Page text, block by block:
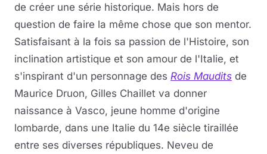
de créer une série historique. Mais hors de
question de faire la même chose que son mentor.
Satisfaisant à la fois sa passion de l'Histoire, son
inclination artistique et son amour de l'Italie, et
s'inspirant d'un personnage des Rois Maudits de
Maurice Druon, Gilles Chaillet va donner
naissance à Vasco, jeune homme d'origine
lombarde, dans une Italie du 14e siècle tiraillée
entre ses diverses républiques. Neveu de